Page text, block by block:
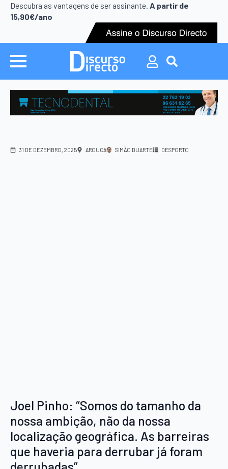
Descubra as vantagens de ser assinante. A partir de
15,90€/ano
Search
for:
Search
31 DE DEZEMBRO, 2025 AROUCA SIMÃO DUARTE DESPORTO
Joel Pinho: “Somos do tamanho da
nossa ambição, não da nossa
localização geográfica. As barreiras
que haveria para derrubar já foram